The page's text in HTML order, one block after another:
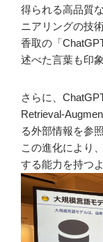
得られる高品質
ニアリングの技
香取の「
述べた言葉も印
さらに、
Retrieval-
る外部情報を参
この進化により
する能力を持つ